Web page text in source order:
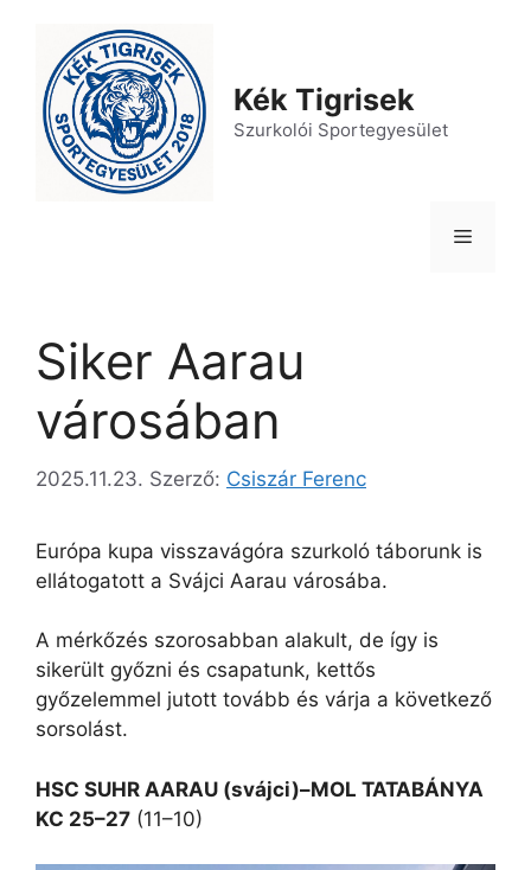
tartalomba
Kék Tigrisek
Szurkolói Sportegyesület
Menü
Siker Aarau
városában
2025.11.23. Szerző: Csiszár Ferenc
Európa kupa visszavágóra szurkoló táborunk is
ellátogatott a Svájci Aarau városába.
A mérkőzés szorosabban alakult, de így is
sikerült győzni és csapatunk, kettős
győzelemmel jutott tovább és várja a következő
sorsolást.
HSC SUHR AARAU (svájci)–MOL TATABÁNYA
KC 25–27 (11–10)